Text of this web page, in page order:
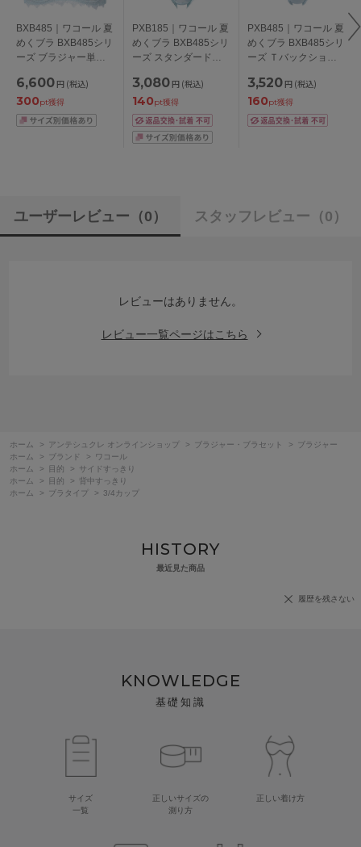
BXB485｜ワコール 夏
めくブラ BXB485シリ
ーズ ブラジャー単品
ー65/70/75/80/85cm
6,600 円 (税込)
300pt獲得
PXB185｜ワコール 夏
めくブラ BXB485シリ
ーズ スタンダードシ
3,080 円 (税込)
140pt獲得
PXB485｜ワコール 夏
めくブラ BXB485シリ
ーズ Ｔバックショー
3,520 円 (税込)
160pt獲得
ユーザーレビュー （0） スタッフレビュー （0）
レビューはありません。
レビュー一覧ページはこちら
ホーム > アンテシュクレ オンラインショップ > ブラジャー・ブラセット >
ブラジャー
ホーム
> ブランド >
ワコール
ホーム
> 目的 >
サイドすっきり
ホーム
> 目的 >
背中すっきり
ホーム
> ブラタイプ > 3/4カップ
HISTORY
最近見た商品
履歴を残さない
KNOWLEDGE
基礎知識
サイズ
一覧
正しいサイズの
測り方
正しい着け方